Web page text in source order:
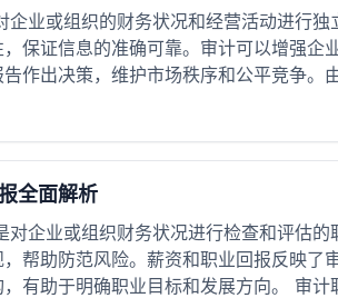
业或组织的财务状况和经营活动进行
保证信息的准确可靠。审计可以增强企
作出决策，维护市场秩序和公平竞争。
全面解析
企业或组织财务状况进行检查和评估
帮助防范风险。薪资和职业回报反映了
有助于明确职业目标和发展方向。 审